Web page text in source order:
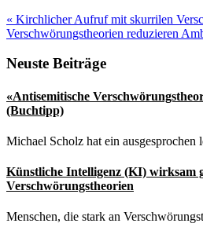
Vorheriger
Beitrag:
« Kirchlicher Aufruf mit skurrilen
Nächster
Verschwörungstheorien reduzieren
Seitenspalte
Neuste Beiträge
«Antisemitische
(Buchtipp)
Michael Scholz hat ein
Künstliche Intelligenz (KI) wirksam
Verschwörungstheorien
Menschen, die stark an